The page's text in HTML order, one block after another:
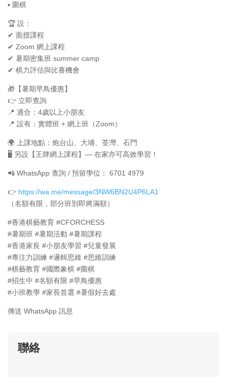
▪ 圍棋
🏆 設：
✔ 面授課程
✔ Zoom 網上課程
✔ 暑期密集班 summer camp
✔ 棋力評估與比賽機會
🎁【暑期早鳥優惠】
👉 立即查詢
📍 適合：4歲以上小朋友
📍 設有：實體班 + 網上班（Zoom）
🌍 上課地點：炮台山、大埔、荃灣、石門
🖥️ 另設【王牌網上課程】— 在家亦可高效學習！
📲 WhatsApp 查詢 / 預留學位： 6701 4979
👉 https://wa.me/message/3NW6BN2U4P6LA1
（名額有限，部分班別即將滿額）
#香港棋藝教育 #CFORCHESS
#暑期班 #暑期活動 #暑期課程
#香港家長 #小朋友學習 #兒童發展
#專注力訓練 #邏輯思維 #思維訓練
#棋藝教育 #國際象棋 #圍棋
#招生中 #名額有限 #早鳥優惠
#小班教學 #家長首選 #暑假好去處
傳送 WhatsApp 訊息
聯絡